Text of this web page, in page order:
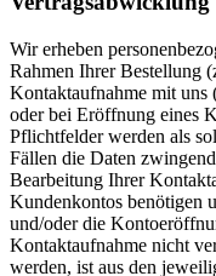
Wir erheben
Rahmen Ihrer Bestellung
Kontaktaufnahme mit
oder bei Eröffnung eines
Pflichtfelder werden als
Fällen die Daten
Bearbeitung Ihrer
Kundenkontos benötigen
und/oder die
Kontaktaufnahme nicht
werden, ist aus den